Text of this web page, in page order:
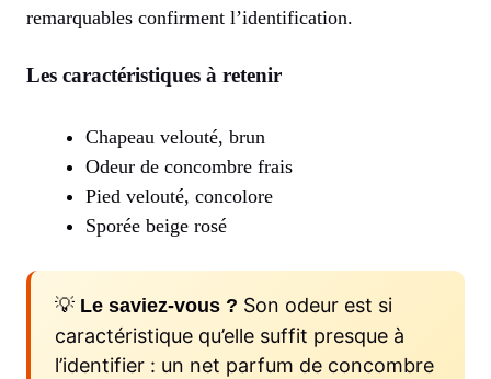
remarquables confirment l’identification.
Les caractéristiques à retenir
Chapeau velouté, brun
Odeur de concombre frais
Pied velouté, concolore
Sporée beige rosé
💡 Le saviez-vous ? Son odeur est si
caractéristique qu’elle suffit presque à
l’identifier : un net parfum de concombre